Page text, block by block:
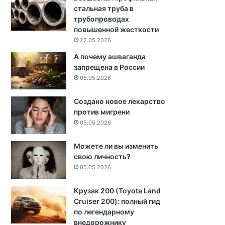
стальная труба в
трубопроводах
повышенной жесткости
22.05.2026
А почему ашваганда
запрещена в России
05.05.2026
Создано новое лекарство
против мигрени
05.05.2026
Можете ли вы изменить
свою личность?
05.05.2026
Крузак 200 (Toyota Land
Cruiser 200): полный гид
по легендарному
внедорожнику